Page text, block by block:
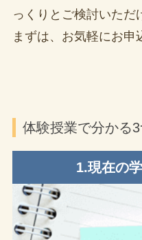
っくりとご検討いただ
まずは、お気軽にお申
体験授業で分かる
1.現在の